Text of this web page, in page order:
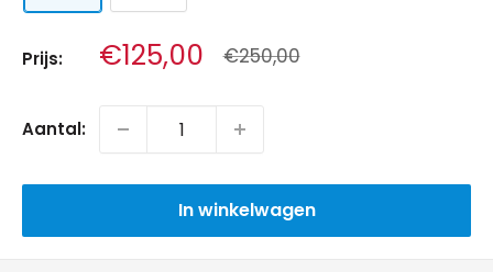
Prijs: Aanbiedingsprijs
€125,00 Normale
€250,00
Aantal:
In winkelwagen